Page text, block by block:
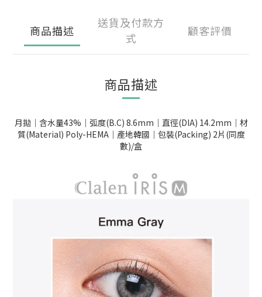
商品描述
送貨及付款方
式
顧客評價
商品描述
月拋｜含水量43%｜弧度(B.C) 8.6mm｜直徑(DIA) 14.2mm｜材
質(Material) Poly-HEMA｜產地韓國｜包裝(Packing) 2片(同度
數)/盒